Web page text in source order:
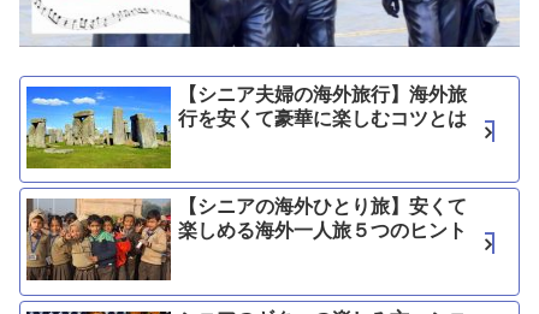
【シニア夫婦の海外旅行】海外旅
行を安くて豪華に楽しむコツとは
【シニアの海外ひとり旅】安くて
楽しめる海外一人旅５つのヒント